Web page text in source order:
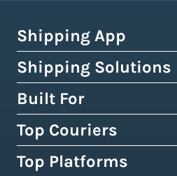
Shipping App
How Easyship Works
Multi-Carrier Shipping Software
Smart Shipping Dashboard
Shipping Rules & Automation
Shipping Solutions
Global Fulfillment Network
Pick & Pack Fulfillment
3PL Fulfillment Centres
Built For
eCommerce Shipping
High-Volume Brands
Top Couriers
USPS
Top Platforms